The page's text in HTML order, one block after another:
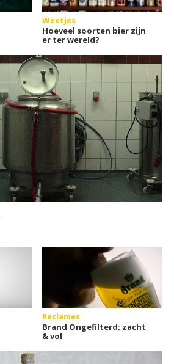
Weetjes
Hoeveel soorten bier zijn
er ter wereld?
Reclames
Brand Ongefilterd: zacht
& vol